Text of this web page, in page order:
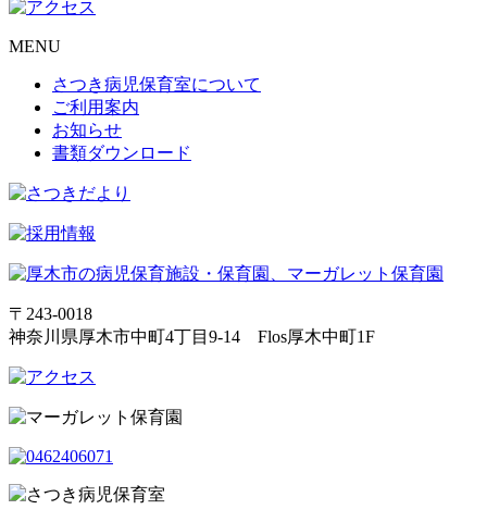
MENU
さつき病児保育室について
ご利用案内
お知らせ
書類ダウンロード
〒243-0018
神奈川県厚木市中町4丁目9-14 Flos厚木中町1F